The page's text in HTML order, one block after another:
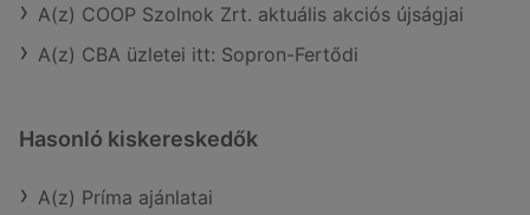
A(z) COOP Szolnok Zrt. aktuális akciós újságjai
A(z) CBA üzletei itt: Sopron-Fertődi
Hasonló kiskereskedők
A(z) Príma ajánlatai